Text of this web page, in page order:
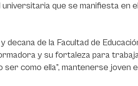
que se manifiesta en
de la Facultad de
y su fortaleza para
ser como ella”, mantenerse joven